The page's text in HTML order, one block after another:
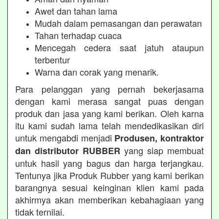
Awet dan tahan lama
Mudah dalam pemasangan dan perawatan
Tahan terhadap cuaca
Mencegah cedera saat jatuh ataupun
terbentur
Warna dan corak yang menarik.
Para pelanggan yang pernah bekerjasama
dengan kami merasa sangat puas dengan
produk dan jasa yang kami berikan. Oleh karna
itu kami sudah lama telah mendedikasikan diri
untuk mengabdi menjadi Produsen, kontraktor
dan distributor RUBBER yang siap membuat
untuk hasil yang bagus dan harga terjangkau.
Tentunya jika Produk Rubber yang kami berikan
barangnya sesuai keinginan klien kami pada
akhirmya akan memberikan kebahagiaan yang
tidak ternilai.